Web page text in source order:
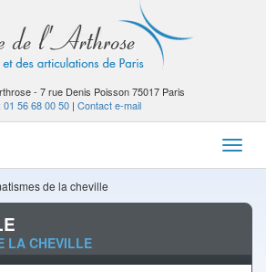
- 7 rue Denis Poisson 75017 Paris
01 56 68 00 50 | Contact e-mail
Toggle
de la cheville
LA CHEVILLE